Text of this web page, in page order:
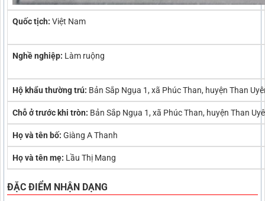
Quốc tịch: Việt Nam
Nghề nghiệp: Làm ruộng
Hộ khẩu thường trú: Bản Sắp Ngụa 1, xã Phúc Than, huyện Than
Chỗ ở trước khi tròn: Bản Sắp Ngụa 1, xã Phúc Than, huyện Than
Họ và tên bố: Giàng A Thanh
Họ và tên mẹ: Lầu Thị Mang
ĐẶC ĐIỂM NHẬN DẠNG